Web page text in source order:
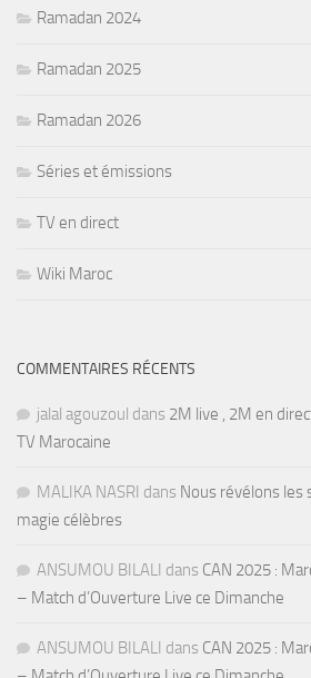
Ramadan 2024
Ramadan 2025
Ramadan 2026
Séries et émissions
TV en direct
Wiki Maroc
COMMENTAIRES RÉCENTS
jalal agouzoul dans 2M live , 2M en
TV Marocaine
MALIKA NASRI dans Nous révélons les
magie célèbres
ANSUMOU BILALI dans CAN 2025 :
– Match d’Ouverture Live ce Dimanche
ANSUMOU BILALI dans CAN 2025 :